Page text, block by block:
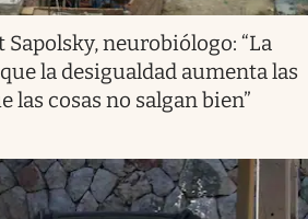
Sapolsky, neurobiólogo: “La
la desigualdad aumenta las
las cosas no salgan bien”